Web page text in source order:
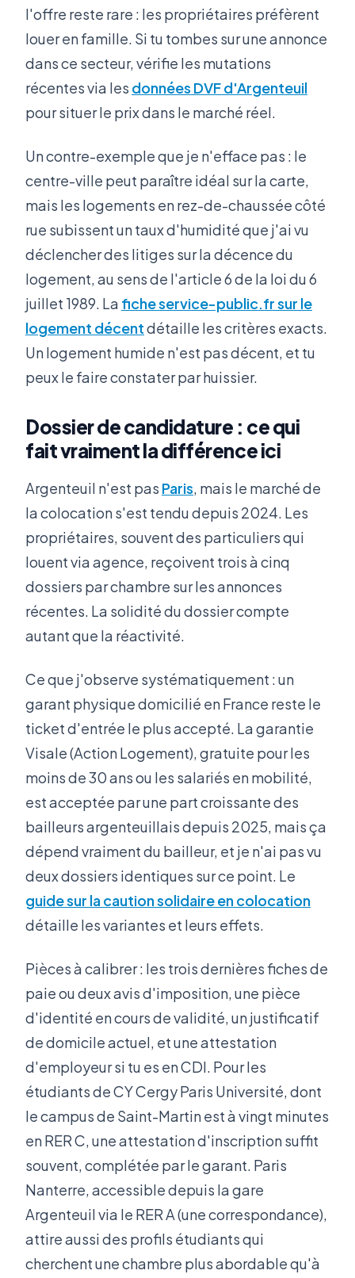
l'offre reste rare : les propriétaires préfèrent
louer en famille. Si tu tombes sur une annonce
dans ce secteur, vérifie les mutations
récentes via les données DVF d'Argenteuil
pour situer le prix dans le marché réel.
Un contre-exemple que je n'efface pas : le
centre-ville peut paraître idéal sur la carte,
mais les logements en rez-de-chaussée côté
rue subissent un taux d'humidité que j'ai vu
déclencher des litiges sur la décence du
logement, au sens de l'article 6 de la loi du 6
juillet 1989. La fiche service-public.fr sur le
logement décentdétaille les critères exacts.
Un logement humide n'est pas décent, et tu
peux le faire constater par huissier.
Dossier de candidature : ce qui
fait vraiment la différence ici
Argenteuil n'est pas Paris, mais le marché de
la colocation s'est tendu depuis 2024. Les
propriétaires, souvent des particuliers qui
louent via agence, reçoivent trois à cinq
dossiers par chambre sur les annonces
récentes. La solidité du dossier compte
autant que la réactivité.
Ce que j'observe systématiquement : un
garant physique domicilié en France reste le
ticket d'entrée le plus accepté. La garantie
Visale (Action Logement), gratuite pour les
moins de 30 ans ou les salariés en mobilité,
est acceptée par une part croissante des
bailleurs argenteuillais depuis 2025, mais ça
dépend vraiment du bailleur, et je n'ai pas vu
deux dossiers identiques sur ce point. Le
guide sur la caution solidaire en colocation
détaille les variantes et leurs effets.
Pièces à calibrer : les trois dernières fiches de
paie ou deux avis d'imposition, une pièce
d'identité en cours de validité, un justificatif
de domicile actuel, et une attestation
d'employeur si tu es en CDI. Pour les
étudiants de CY Cergy Paris Université, dont
le campus de Saint-Martin est à vingt minutes
en RER C, une attestation d'inscription suffit
souvent, complétée par le garant. Paris
Nanterre, accessible depuis la gare
Argenteuil via le RER A (une correspondance),
attire aussi des profils étudiants qui
cherchent une chambre plus abordable qu'à